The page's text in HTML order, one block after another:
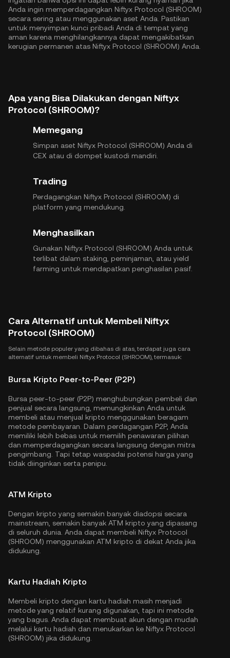
Anda ingin memperdagangkan Niftyx Protocol (SHROOM)
secara sering atau menggunakan aset Anda. Pastikan
untuk menyimpan kunci pribadi Anda di tempat yang
aman karena menghilangkannya dapat mengakibatkan
kerugian permanen atas Niftyx Protocol (SHROOM) Anda.
Apa yang Bisa Dilakukan dengan Niftyx
Protocol (SHROOM)?
Memegang
Simpan aset Niftyx Protocol (SHROOM) Anda di
CEX atau di dompet kustodi mandiri.
Trading
Perdagangkan Niftyx Protocol (SHROOM) di
platform yang mendukung.
Menghasilkan
Gunakan Niftyx Protocol (SHROOM) Anda untuk
terlibat dalam staking, peminjaman, atau yield
farming untuk mendapatkan penghasilan pasif.
Cara Alternatif untuk Membeli Niftyx
Protocol (SHROOM)
Selain metode populer yang dibahas di atas, terdapat juga cara
alternatif untuk membeli Niftyx Protocol (SHROOM), termasuk:
Bursa Kripto Peer-to-Peer (P2P)
Bursa peer-to-peer (P2P) menghubungkan pembeli dan
penjual secara langsung, memungkinkan Anda untuk
membeli atau menjual kripto menggunakan beragam
metode pembayaran. Dalam perdagangan P2P, Anda
memiliki lebih bebas untuk memilih penawaran pilihan
dan memperdagangkan secara langsung dengan mitra
pengimbang. Tapi tetap waspadai potensi harga yang
tidak diinginkan serta penipu.
ATM Kripto
Dengan kripto yang semakin banyak diadopsi secara
mainstream, semakin banyak ATM kripto yang dipasang
di seluruh dunia. Anda dapat membeli Niftyx Protocol
(SHROOM) menggunakan ATM kripto di dekat Anda jika
didukung.
Kartu Hadiah Kripto
Membeli kripto dengan kartu hadiah masih menjadi
metode yang relatif kurang digunakan, tapi ini metode
yang bagus. Anda dapat membuat akun dengan mudah
melalui kartu hadiah dan menukarkan ke Niftyx Protocol
(SHROOM) jika didukung.